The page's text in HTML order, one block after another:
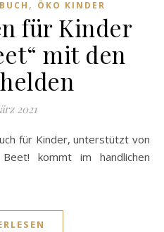
, ÖKO KINDER
für Kinder
mit den
2021
kommt im handlichen